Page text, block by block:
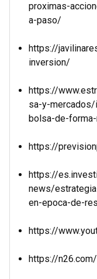
proximas-
a-paso/
https://
inversion/
https://
sa-y-
bolsa-de-
https://
https://
news/
en-epoca-de-
https://
https://